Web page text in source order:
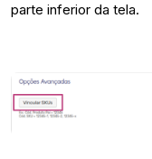
parte inferior da tela.